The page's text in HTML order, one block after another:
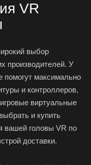
VR
выбор
производителей. У
помогут максимально
и контроллеров,
виртуальные
и купить
вашей головы VR по
доставки.